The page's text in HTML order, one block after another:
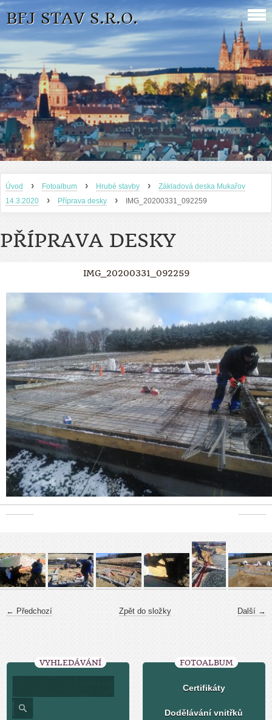
BFJ STAV S.R.O.
Úvod › Fotoalbum › Hrubé stavby ›
Základová deska Mukařov
14.3.2020
› Příprava desky › IMG_20200331_092259
PŘÍPRAVA DESKY
IMG_20200331_092259
← Předchozí Další →
Zpět do složky
VYHLEDÁVÁNÍ FOTOALBUM
Certifikáty
Dodělávání vnitřků